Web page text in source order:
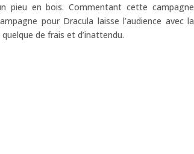
pieu en bois. Commentant cette campagne
pour Dracula laisse l’audience avec la
de frais et d’inattendu.